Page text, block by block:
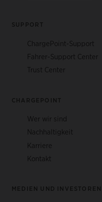
SUPPORT
ChargePoint-Support
Fahrer-Support Center
Trust Center
CHARGEPOINT
Wer wir sind
Nachhaltigkeit
Karriere
Kontakt
MEDIEN UND INVESTOREN